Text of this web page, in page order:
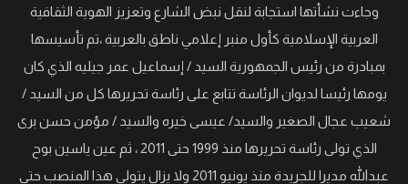
وجاءت نشأتها استجابة لنقل نبض الشارع وتعزيز الهوية الثقافية
العربية الإسلامية كأول منبر إعلامي ناطق بالعربية ،تم تأسيسها
بمبادرة من رئيس الجمهورية السيد / إسماعيل عمر جيليه الذي كان
يومها رئيسا لديوان الرئاسة تتابع على رئاسة تحريرها كل من السيد /
شعيب عجال الصغير والسيد/ عيسى خيره والسيد / مؤمن حسن برى
الذي تولى رئاسة تحريرها منذ 1999 حتى 2011 ، ثم عين ياسين بوح
عبدالله مديرا للجريدة منذ يونيو 2011 ولا يزال يتولى هذا المنصب حتى